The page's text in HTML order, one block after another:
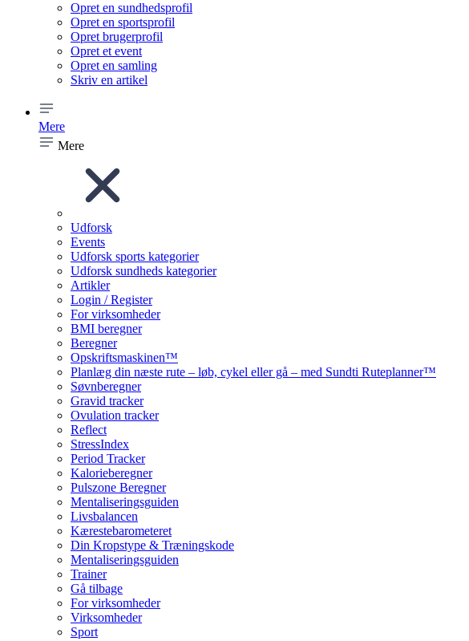
Opret en sundhedsprofil
Opret en sportsprofil
Opret brugerprofil
Opret et event
Opret en samling
Skriv en artikel
Mere
Mere
Udforsk
Events
Udforsk sports kategorier
Udforsk sundheds kategorier
Artikler
Login / Register
For virksomheder
BMI beregner
Beregner
Opskriftsmaskinen™
Planlæg din næste rute – løb, cykel eller gå – med Sundti Ruteplanner™
Søvnberegner
Gravid tracker
Ovulation tracker
Reflect
StressIndex
Period Tracker
Kalorieberegner
Pulszone Beregner
Mentaliseringsguiden
Livsbalancen
Kærestebarometeret
Din Kropstype & Træningskode
Mentaliseringsguiden
Trainer
Gå tilbage
For virksomheder
Virksomheder
Sport